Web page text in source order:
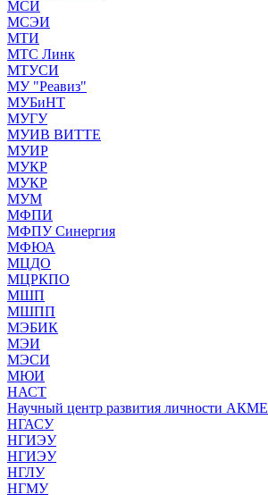
МСИ
МСЭИ
МТИ
МТС Линк
МТУСИ
МУ "Реавиз"
МУБиНТ
МУГУ
МУИВ ВИТТЕ
МУИР
МУКР
МУКР
МУМ
МФПИ
МФПУ Синергия
МФЮА
МЦДО
МЦРКПО
МШП
МШПП
МЭБИК
МЭИ
МЭСИ
МЮИ
НАСТ
Научный центр развития личности АКМЕ
НГАСУ
НГИЭУ
НГИЭУ
НГЛУ
НГМУ